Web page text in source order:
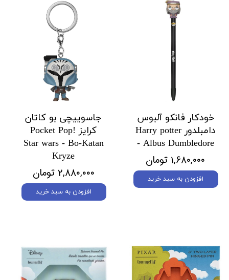
خودکار فانکو آلبوس
دامبلدور Harry potter
- Albus Dumbledore
۱,۶۸۰,۰۰۰ تومان
افزودن به سبد خرید
جاسوییچی بو کاتان
کرایز Pocket Pop!
Star wars - Bo-Katan
Kryze
۲,۸۸۰,۰۰۰ تومان
افزودن به سبد خرید